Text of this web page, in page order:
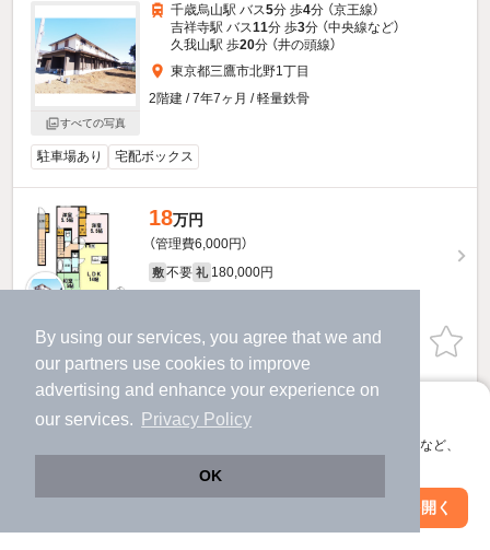
By using our services, you agree that we and
our partners use cookies to improve
advertising and enhance your experience on
our services.
Privacy Policy
OK
アプリに切り替えて、サクサクお部屋探し
会員登録なしですぐ使える。マップ検索やお気に入り保存など、
アプリを開く
すべての写真
千歳烏山駅 バス5分 歩4分 （京王線）
吉祥寺駅 バス11分 歩3分 （中央線など）
久我山駅 歩20分 （井の頭線）
東京都三鷹市北野1丁目
2階建 / 7年7ヶ月 / 軽量鉄骨
駐車場あり 宅配ボックス
18万円
（管理費6,000円）
敷 不要 礼 180,000円
物件詳細を見る
ほか提供
絞り込み条件を変更